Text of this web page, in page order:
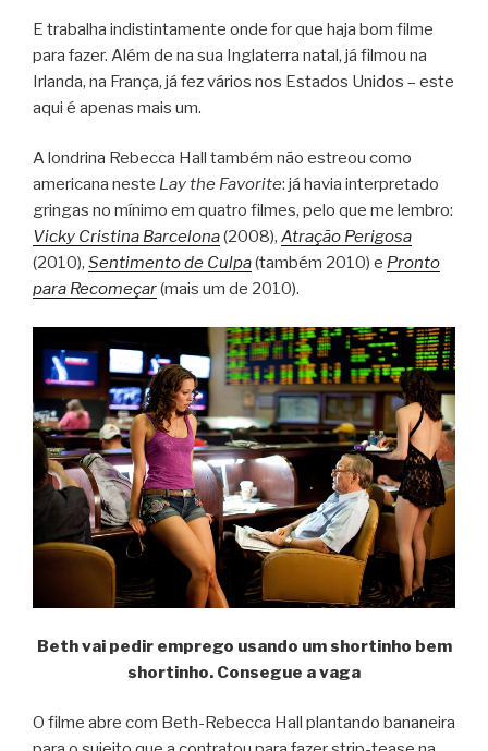
E trabalha indistintamente onde for que haja bom filme
para fazer. Além de na sua Inglaterra natal, já filmou na
Irlanda, na França, já fez vários nos Estados Unidos – este
aqui é apenas mais um.
A londrina Rebecca Hall também não estreou como
americana neste Lay the Favorite: já havia interpretado
gringas no mínimo em quatro filmes, pelo que me lembro:
Vicky Cristina Barcelona(2008), Atração Perigosa
(2010), Sentimento de Culpa(também 2010) e Pronto
para Recomeçar(mais um de 2010).
Beth vai pedir emprego usando um shortinho bem
shortinho. Consegue a vaga
O filme abre com Beth-Rebecca Hall plantando bananeira